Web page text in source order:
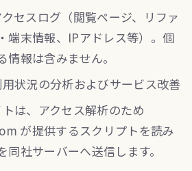
セスログ（閲覧ページ、リファ
端末情報、IPアドレス等）。個
報は含みません。
状況の分析およびサービス改善
は、アクセス解析のため
が提供するスクリプトを読み
同社サーバーへ送信します。